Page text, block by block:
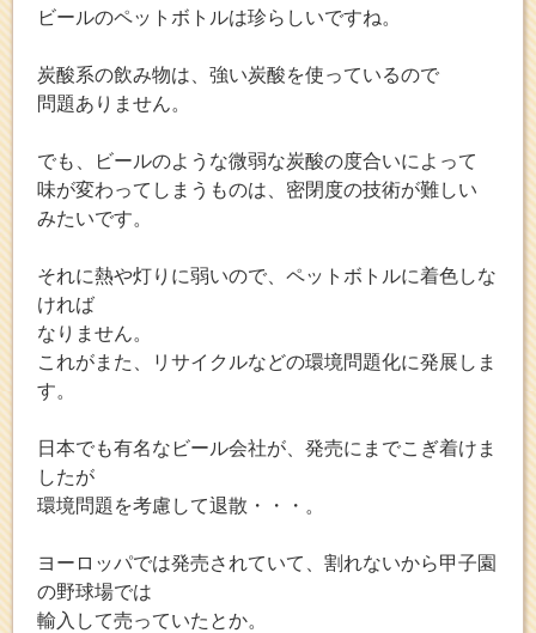
ビールのペットボトルは珍らしいですね。
炭酸系の飲み物は、強い炭酸を使っているので
問題ありません。
でも、ビールのような微弱な炭酸の度合いによって
味が変わってしまうものは、密閉度の技術が難しい
みたいです。
それに熱や灯りに弱いので、ペットボトルに着色しな
ければ
なりません。
これがまた、リサイクルなどの環境問題化に発展しま
す。
日本でも有名なビール会社が、発売にまでこぎ着けま
したが
環境問題を考慮して退散・・・。
ヨーロッパでは発売されていて、割れないから甲子園
の野球場では
輸入して売っていたとか。